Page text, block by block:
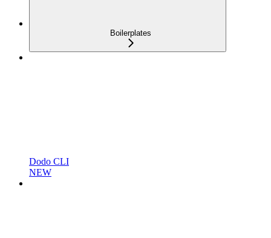
Boilerplates
Dodo CLI
NEW